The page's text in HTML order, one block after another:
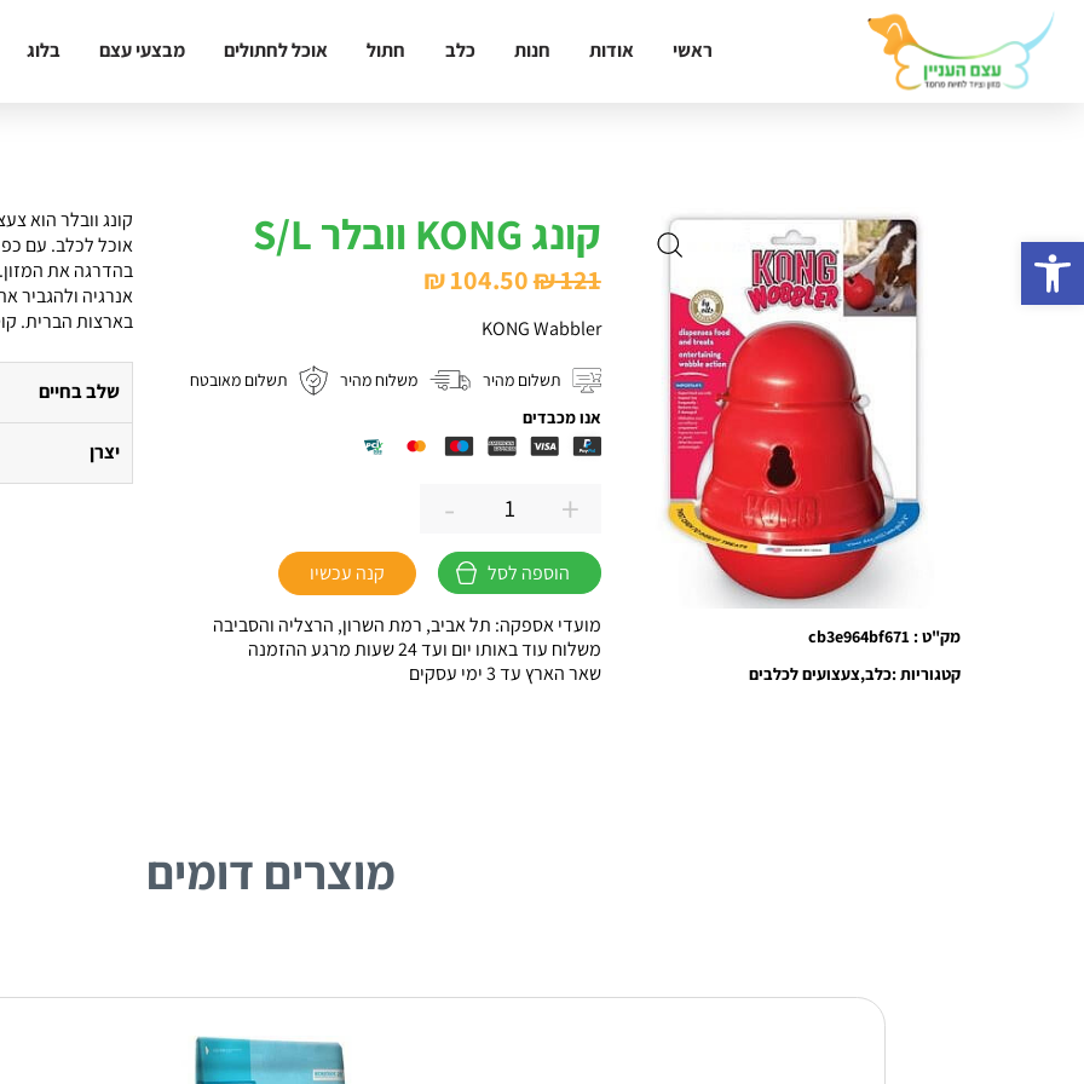
ראשי אודות חנות כלב חתול אוכל לחתולים מבצעי עצם בלוג
מק"ט : cb3e964bf671
קטגוריות :כלב צעצועים לכלבים
קונג KONG וובלר S/L
₪121
המחיר
המקורי
₪ 121.
₪104.50
₪ 104.50.
KONG Wabbler
תשלום מהיר משלוח מהיר
תשלום מאובטח
אנו מכבדים
+כמות
של
קונג
KONG
וובלר
S/L
-
הוספה לסל קנה עכשיו
מועדי אספקה: תל אביב, רמת השרון, הרצליה והסביבה
משלוח עוד באותו יום ועד 24 שעות מרגע ההזמנה
שאר הארץ עד 3 ימי עסקים
קונג וובלר הוא
אוכל לכלב. עם
בהדרגה את
אנרגיה ולהגביר
בארצות הברית. קוטר:
שלב בחיים
יצרן
מוצרים דומים
פתח סרגל נגישות